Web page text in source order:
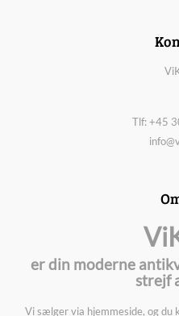
Tlf: +45
er din moderne
strejf
Vi sælger via hjemmeside, og du